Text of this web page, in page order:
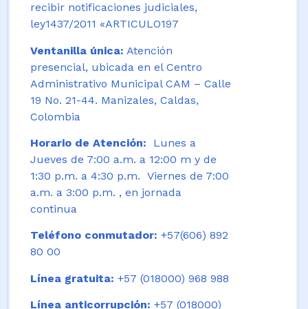
recibir notificaciones judiciales,
ley1437/2011 «ARTICULO197
Ventanilla única: Atención
presencial, ubicada en el Centro
Administrativo Municipal CAM – Calle
19 No. 21-44. Manizales, Caldas,
Colombia
Horario de Atención:
Lunes a
Jueves de 7:00 a.m. a 12:00 m y de
1:30 p.m. a 4:30 p.m. Viernes de 7:00
a.m. a 3:00 p.m. , en jornada
continua
Teléfono conmutador: +57(606) 892
80 00
Línea gratuita: +57 (018000) 968 988
Línea anticorrupción: +57 (018000)